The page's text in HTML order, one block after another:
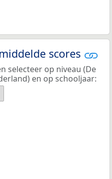
scores
selecteer op niveau (De
en op schooljaar: